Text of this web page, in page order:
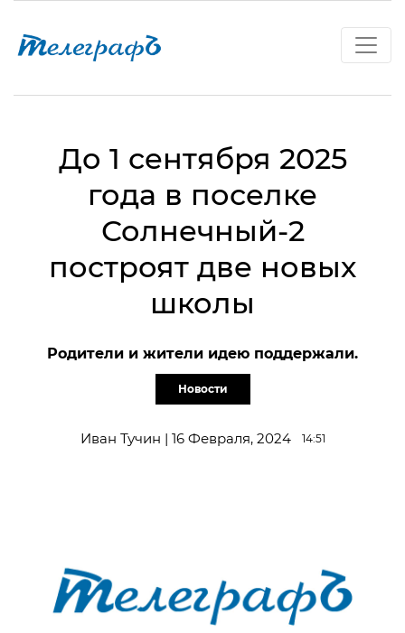
До 1 сентября 2025
года в поселке
Солнечный-2
построят две новых
школы
Родители и жители идею поддержали.
Новости
Иван Тучин | 16 Февраля, 2024 14:51